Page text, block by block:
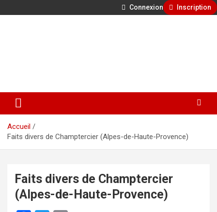
Connexion Inscription
Accueil
Faits divers de Champtercier (Alpes-de-Haute-Provence)
Faits divers de Champtercier
(Alpes-de-Haute-Provence)